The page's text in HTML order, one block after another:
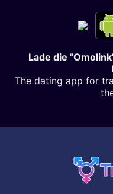
Lade die
The dating app for